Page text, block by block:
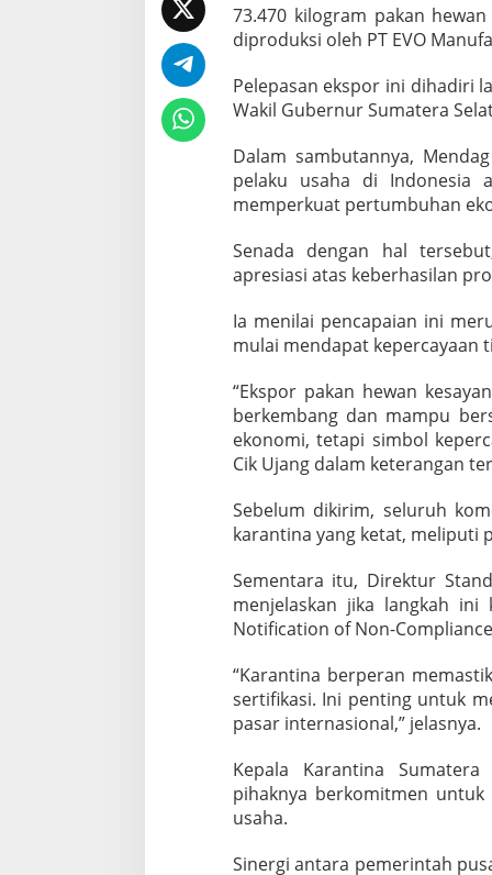
i
f
i
a
s
k
s
p
7
3
o
n
a
k
a
n
H
w
a
n
e
n
i
l
i
R
p
7
M
i
73.470 kilogram pakan
diproduksi oleh PT EVO
Pelepasan ekspor ini dihadiri
Wakil Gubernur Sumatera
Dalam sambutannya,
pelaku usaha di Indonesia
memperkuat pertumbuhan
Senada dengan hal
apresiasi atas keberhasilan
Ia menilai pencapaian ini
mulai mendapat kepercayaan
“Ekspor pakan hewan
berkembang dan mampu
ekonomi, tetapi simbol
Cik Ujang dalam keterangan
Sebelum dikirim, seluruh
karantina yang ketat, meliputi
Sementara itu, Direktur
menjelaskan jika langkah
Notification of Non-
“Karantina berperan
sertifikasi. Ini penting untuk
pasar internasional,” jelasnya.
Kepala Karantina
pihaknya berkomitmen
usaha.
Sinergi antara pemerintah